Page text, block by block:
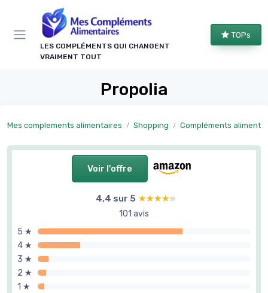
LES COMPLÉMENTS QUI CHANGENT
VRAIMENT TOUT
TOPs
Propolia
Mes complements alimentaires Shopping Compléments alimentaires par
Voir l'offre
4,4 sur 5 ★★★★★
★★★★★
101 avis
5 ★
4 ★
3 ★
2 ★
1 ★
Panneau de gestion des cookies